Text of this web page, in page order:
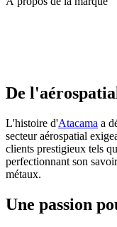
De
L'histoire d'Atacama a
secteur aérospatial
clients prestigieux tels
perfectionnant son
métaux.
Une passion